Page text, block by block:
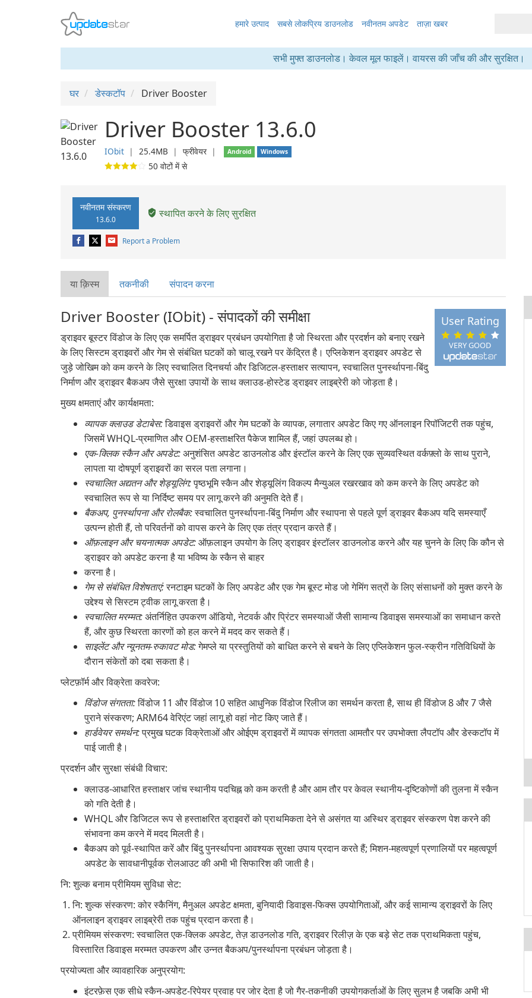
हमारे उत्पाद सबसे लोकप्रिय डाउनलोड नवीनतम अपडेट ताज़ा खबर
सभी मुफ्त डाउनलोड। केवल मूल फाइलें। वायरस की जाँच की और सुरक्षित।
घर डेस्कटॉप Driver Booster
Driver Booster 13.6.0
IObit ❘ 25.4MB ❘ फ्रीवेयर ❘ Android Windows
50 वोटों में से
नवीनतम संस्करण
13.6.0 स्थापित करने के लिए सुरक्षित
Report a Problem
या क़िस्‍म तकनीकी संपादन करना
VERY GOOD
User Rating
Driver Booster (IObit) - संपादकों की समीक्षा
ड्राइवर बूस्टर विंडोज के लिए एक समर्पित ड्राइवर प्रबंधन उपयोगिता है जो स्थिरता और प्रदर्शन को बनाए रखने
के लिए सिस्टम ड्राइवरों और गेम से संबंधित घटकों को चालू रखने पर केंद्रित है। एप्लिकेशन ड्राइवर अपडेट से
जुड़े जोखिम को कम करने के लिए स्वचालित दिनचर्या और डिजिटल-हस्ताक्षर सत्यापन, स्वचालित पुनर्स्थापना-बिंदु
निर्माण और ड्राइवर बैकअप जैसे सुरक्षा उपायों के साथ क्लाउड-होस्टेड ड्राइवर लाइब्रेरी को जोड़ता है।
मुख्य क्षमताएं और कार्यक्षमता:
व्यापक क्लाउड डेटाबेस:डिवाइस ड्राइवरों और गेम घटकों के व्यापक, लगातार अपडेट किए गए ऑनलाइन रिपॉजिटरी तक पहुंच,
जिसमें WHQL-प्रमाणित और OEM-हस्ताक्षरित पैकेज शामिल हैं, जहां उपलब्ध हो।
एक-क्लिक स्कैन और अपडेट:अनुशंसित अपडेट डाउनलोड और इंस्टॉल करने के लिए एक सुव्यवस्थित वर्कफ़्लो के साथ पुराने,
लापता या दोषपूर्ण ड्राइवरों का सरल पता लगाना।
स्वचालित अद्यतन और शेड्यूलिंग:पृष्ठभूमि स्कैन और शेड्यूलिंग विकल्प मैन्युअल रखरखाव को कम करने के लिए अपडेट को
स्वचालित रूप से या निर्दिष्ट समय पर लागू करने की अनुमति देते हैं।
बैकअप, पुनर्स्थापना और रोलबैक:स्वचालित पुनर्स्थापना-बिंदु निर्माण और स्थापना से पहले पूर्ण ड्राइवर बैकअप यदि समस्याएँ
उत्पन्न होती हैं, तो परिवर्तनों को वापस करने के लिए एक तंत्र प्रदान करते हैं।
ऑफ़लाइन और चयनात्मक अपडेट:ऑफ़लाइन उपयोग के लिए ड्राइवर इंस्टॉलर डाउनलोड करने और यह चुनने के लिए कि कौन से
ड्राइवर को अपडेट करना है या भविष्य के स्कैन से बाहर
करना है।
गेम से संबंधित विशेषताएं:रनटाइम घटकों के लिए अपडेट और एक गेम बूस्ट मोड जो गेमिंग सत्रों के लिए संसाधनों को मुक्त करने के
उद्देश्य से सिस्टम ट्वीक लागू करता है।
स्वचालित मरम्मत:अंतर्निहित उपकरण ऑडियो, नेटवर्क और प्रिंटर समस्याओं जैसी सामान्य डिवाइस समस्याओं का समाधान करते
हैं, और कुछ स्थिरता कारणों को हल करने में मदद कर सकते हैं।
साइलेंट और न्यूनतम-रुकावट मोड:गेमप्ले या प्रस्तुतियों को बाधित करने से बचने के लिए एप्लिकेशन फुल-स्क्रीन गतिविधियों के
दौरान संकेतों को दबा सकता है।
प्लेटफ़ॉर्म और विक्रेता कवरेज:
विंडोज संगतता:विंडोज 11 और विंडोज 10 सहित आधुनिक विंडोज रिलीज का समर्थन करता है, साथ ही विंडोज 8 और 7 जैसे
पुराने संस्करण; ARM64 वेरिएंट जहां लागू हो वहां नोट किए जाते हैं।
हार्डवेयर समर्थन:प्रमुख घटक विक्रेताओं और ओईएम ड्राइवरों में व्यापक संगतता आमतौर पर उपभोक्ता लैपटॉप और डेस्कटॉप में
पाई जाती है।
प्रदर्शन और सुरक्षा संबंधी विचार:
क्लाउड-आधारित हस्ताक्षर जांच स्थानीय पदचिह्न को कम करती है और आम तौर पर केवल स्थानीय-दृष्टिकोणों की तुलना में स्कैन
को गति देती है।
WHQL और डिजिटल रूप से हस्ताक्षरित ड्राइवरों को प्राथमिकता देने से असंगत या अस्थिर ड्राइवर संस्करण पेश करने की
संभावना कम करने में मदद मिलती है।
बैकअप को पूर्व-स्थापित करें और बिंदु पुनर्स्थापना आवश्यक सुरक्षा उपाय प्रदान करते हैं; मिशन-महत्वपूर्ण प्रणालियों पर महत्वपूर्ण
अपडेट के सावधानीपूर्वक रोलआउट की अभी भी सिफारिश की जाती है।
नि: शुल्क बनाम प्रीमियम सुविधा सेट:
नि: शुल्क संस्करण: कोर स्कैनिंग, मैनुअल अपडेट क्षमता, बुनियादी डिवाइस-फिक्स उपयोगिताओं, और कई सामान्य ड्राइवरों के लिए
ऑनलाइन ड्राइवर लाइब्रेरी तक पहुंच प्रदान करता है।
प्रीमियम संस्करण: स्वचालित एक-क्लिक अपडेट, तेज़ डाउनलोड गति, ड्राइवर रिलीज़ के एक बड़े सेट तक प्राथमिकता पहुंच,
विस्तारित डिवाइस मरम्मत उपकरण और उन्नत बैकअप/पुनर्स्थापना प्रबंधन जोड़ता है।
प्रयोज्यता और व्यावहारिक अनुप्रयोग:
इंटरफ़ेस एक सीधे स्कैन-अपडेट-रिपेयर प्रवाह पर जोर देता है जो गैर-तकनीकी उपयोगकर्ताओं के लिए सुलभ है जबकि अभी भी